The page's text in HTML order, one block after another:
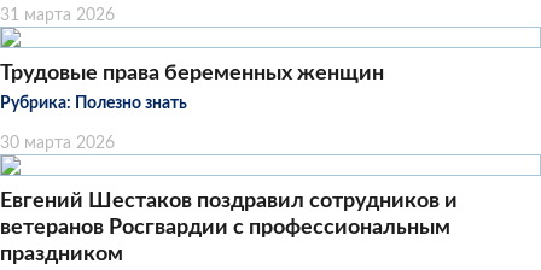
31 марта 2026
Трудовые права беременных женщин
Рубрика: Полезно знать
30 марта 2026
Евгений Шестаков поздравил сотрудников и
ветеранов Росгвардии с профессиональным
праздником